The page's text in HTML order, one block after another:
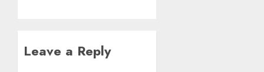
Leave a Reply